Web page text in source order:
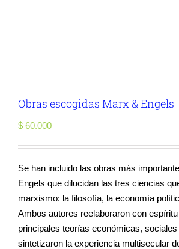
Obras escogidas Marx & Engels
$ 60.000
Se han incluido las obras más
Engels que dilucidan las tres ciencias
marxismo: la filosofía, la economía
Ambos autores reelaboraron con
principales teorías económicas,
sintetizaron la experiencia multisecular